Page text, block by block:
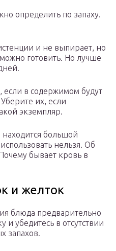
определить по запаху.
и не выпирает, но
готовить. Но лучше
если в содержимом будут
их, если
экземпляр.
находится большой
нельзя. Об
бывает кровь в
и желток
блюда предварительно
и убедитесь в отсутствии
запахов.